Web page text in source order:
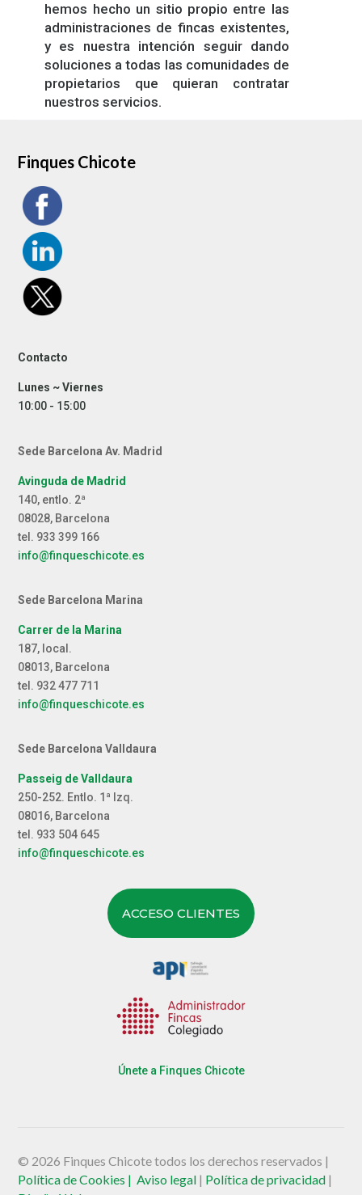
hemos hecho un sitio propio entre las
administraciones de fincas existentes,
y es nuestra intención seguir dando
soluciones a todas las comunidades de
propietarios que quieran contratar
nuestros servicios.
Finques Chicote
Contacto
Lunes ~ Viernes
10:00 - 15:00
Sede Barcelona Av. Madrid
Avinguda de Madrid
140, entlo. 2ª
08028, Barcelona
tel. 933 399 166
info@finqueschicote.es
Sede Barcelona Marina
Carrer de la Marina
187, local.
08013, Barcelona
tel. 932 477 711
info@finqueschicote.es
Sede Barcelona Valldaura
Passeig de Valldaura
250-252. Entlo. 1ª Izq.
08016, Barcelona
tel. 933 504 645
info@finqueschicote.es
ACCESO CLIENTES
Únete a Finques Chicote
© 2026 Finques Chicote todos los derechos reservados |
Política de Cookies | Aviso legal | Política de privacidad |